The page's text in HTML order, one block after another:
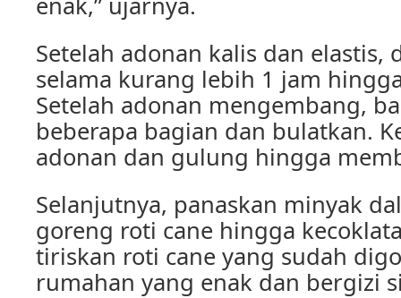
Setelah adonan kalis dan elastis,
selama kurang lebih 1 jam
Setelah adonan mengembang,
beberapa bagian dan bulatkan.
adonan dan gulung hingga
Selanjutnya, panaskan minyak
goreng roti cane hingga
tiriskan roti cane yang sudah
rumahan yang enak dan bergizi